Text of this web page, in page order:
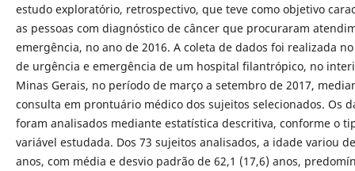
estudo exploratório, retrospectivo, que teve como objetivo
as pessoas com diagnóstico de câncer que procuraram
emergência, no ano de 2016. A coleta de dados foi realizada
de urgência e emergência de um hospital filantrópico, no
Minas Gerais, no período de março a setembro de 2017,
consulta em prontuário médico dos sujeitos selecionados. Os
foram analisados mediante estatística descritiva, conforme o
variável estudada. Dos 73 sujeitos analisados, a idade variou
anos, com média e desvio padrão de 62,1 (17,6) anos,